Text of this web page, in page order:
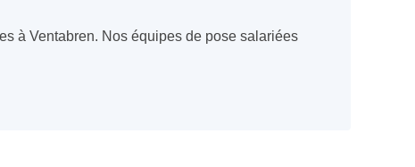
à Ventabren. Nos équipes de pose salariées